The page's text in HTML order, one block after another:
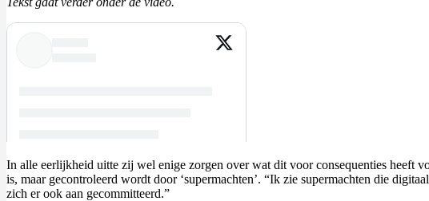
In alle eerlijkheid uitte zij wel enige zorgen over wat dit voor consequenties heeft
is, maar gecontroleerd wordt door ‘supermachten’. “Ik zie supermachten die
zich er ook aan gecommitteerd.”